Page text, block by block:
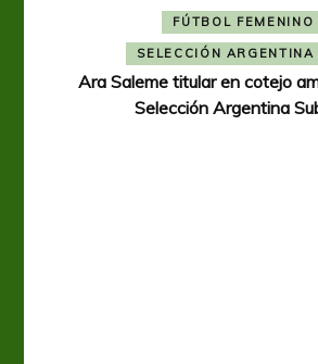
FÚTBOL FEMENINO
SELECCIÓN ARGENTINA
Ara Saleme titular en cotejo
Selección Argentina